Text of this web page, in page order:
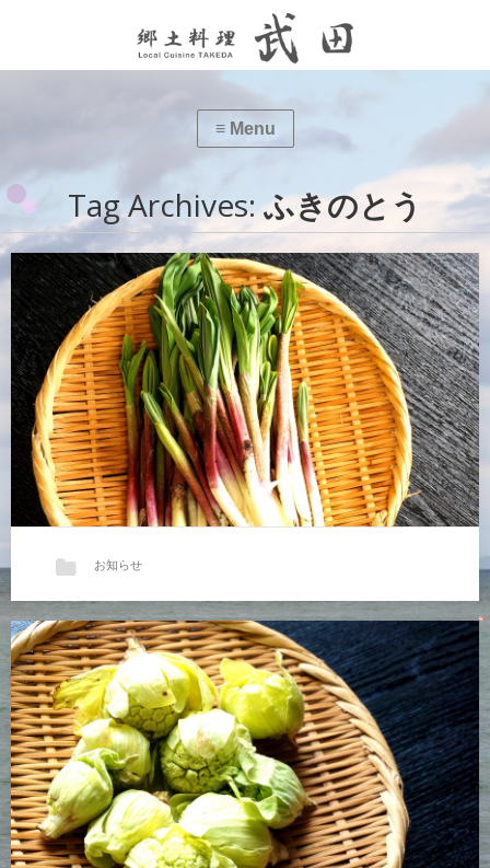
Tag Archives:ふきのとう
山菜が続々入荷しています。
地場産天然物の「行者にんにく」、…
お知らせ